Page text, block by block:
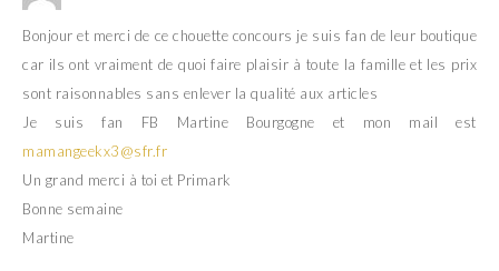
Bonjour et merci de ce chouette concours je suis fan de leur boutique
car ils ont vraiment de quoi faire plaisir à toute la famille et les prix
sont raisonnables sans enlever la qualité aux articles
Je suis fan FB Martine Bourgogne et mon mail est
mamangeekx3@sfr.fr
Un grand merci à toi et Primark
Bonne semaine
Martine